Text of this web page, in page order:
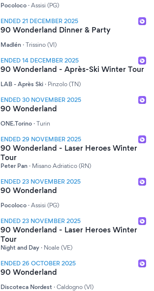
Pocoloco · Assisi (PG)
ENDED 21 DECEMBER 2025
90 Wonderland Dinner & Party
Madlén · Trissino (VI)
ENDED 14 DECEMBER 2025
90 Wonderland - Après-Ski Winter Tour
LAB - Après Ski · Pinzolo (TN)
ENDED 30 NOVEMBER 2025
90 Wonderland
ONE.Torino · Turin
ENDED 29 NOVEMBER 2025
90 Wonderland - Laser Heroes Winter
Tour
Peter Pan · Misano Adriatico (RN)
ENDED 23 NOVEMBER 2025
90 Wonderland
Pocoloco · Assisi (PG)
ENDED 23 NOVEMBER 2025
90 Wonderland - Laser Heroes Winter
Tour
Night and Day · Noale (VE)
ENDED 26 OCTOBER 2025
90 Wonderland
Discoteca Nordest · Caldogno (VI)